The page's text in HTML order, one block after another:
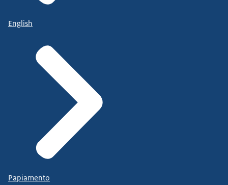
English
Papiamento